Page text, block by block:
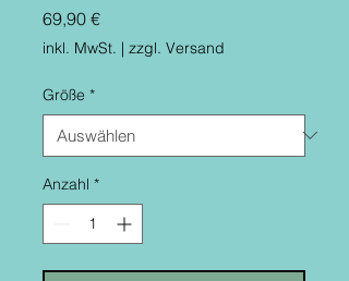
69,90 €Preis
inkl. MwSt. | zzgl. Versand
Größe *
Anzahl *